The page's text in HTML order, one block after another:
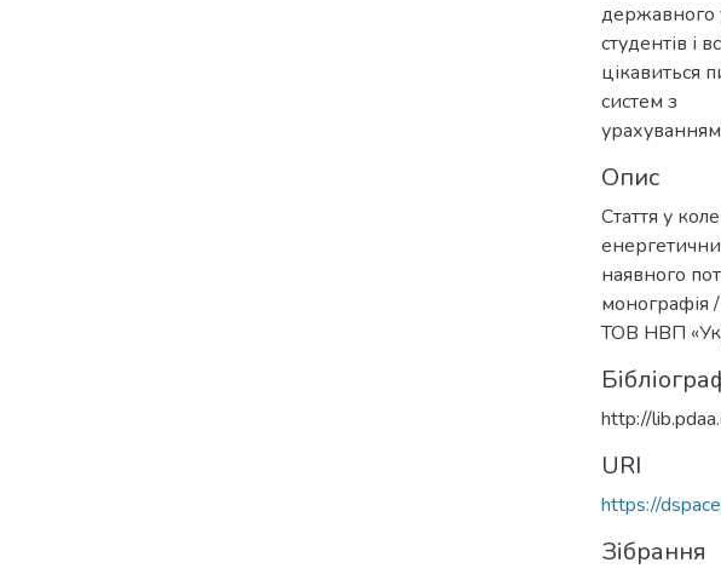
державного
студентів і
цікавиться
систем з
Опис
Стаття у
наявного
монографія
ТОВ НВП
http://
URI
https://
Зібрання